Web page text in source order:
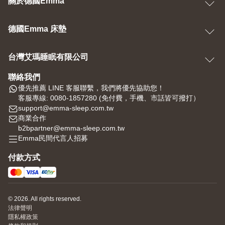
德國Emma 床墊
台灣艾瑪睡眠有限公司
聯絡我們
優先推薦 LINE 客服聯繫，我們將優先協助您！
客服專線: 0080-1857280 (免付費，手機、市話皆可撥打）
support@emma-sleep.com.tw
商業合作
b2bpartner@emma-sleep.com.tw
Emma民間代言人招募
付款方式
© 2026. All rights reserved.
法律聲明
隱私權政策